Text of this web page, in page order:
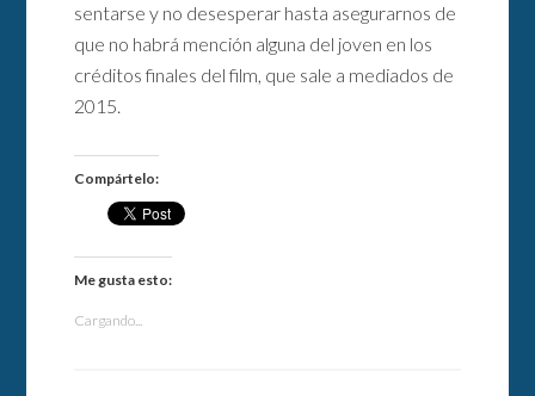
sentarse y no desesperar hasta asegurarnos de
que no habrá mención alguna del joven en los
créditos finales del film, que sale a mediados de
2015.
Compártelo:
Me gusta esto:
Cargando...